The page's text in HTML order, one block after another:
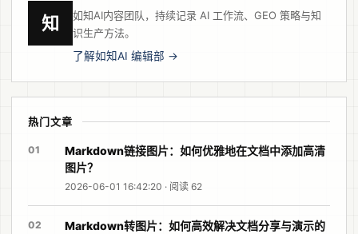
知
如知AI内容团队，持续记录 AI 工作流、GEO 策略与知
识生产方法。
了解如知AI 编辑部 →
热门文章
01
Markdown链接图片：如何优雅地在文档中添加高清
图片？
2026-06-01 16:42:20 · 阅读 62
02
Markdown转图片：如何高效解决文档分享与演示的